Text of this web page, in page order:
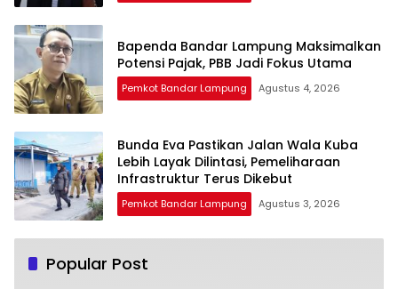
Bapenda Bandar Lampung Maksimalkan
Potensi Pajak, PBB Jadi Fokus Utama
Pemkot Bandar Lampung Agustus 4, 2026
Bunda Eva Pastikan Jalan Wala Kuba
Lebih Layak Dilintasi, Pemeliharaan
Infrastruktur Terus Dikebut
Pemkot Bandar Lampung Agustus 3, 2026
Popular Post